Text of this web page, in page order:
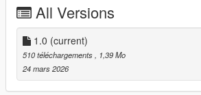
All Versions
1.0 (current)
510 téléchargements
, 1,39 Mo
24 mars 2026